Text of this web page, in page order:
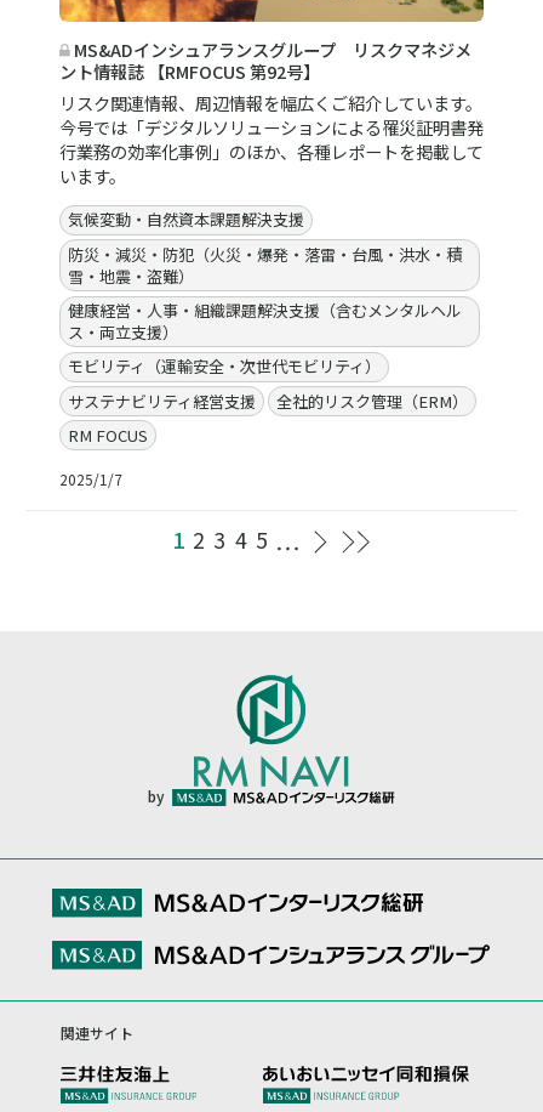
MS&ADインシュアランスグループ リスクマネジメ
ント情報誌 【RMFOCUS 第92号】
リスク関連情報、周辺情報を幅広くご紹介しています。
今号では「デジタルソリューションによる罹災証明書発
行業務の効率化事例」のほか、各種レポートを掲載して
います。
気候変動・自然資本課題解決支援
防災・減災・防犯（火災・爆発・落雷・台風・洪水・積
雪・地震・盗難）
健康経営・人事・組織課題解決支援（含むメンタルヘル
ス・両立支援）
モビリティ（運輸安全・次世代モビリティ）
サステナビリティ経営支援
全社的リスク管理（ERM）
RM FOCUS
2025/1/7
1 2 3 4 5
by
関連サイト